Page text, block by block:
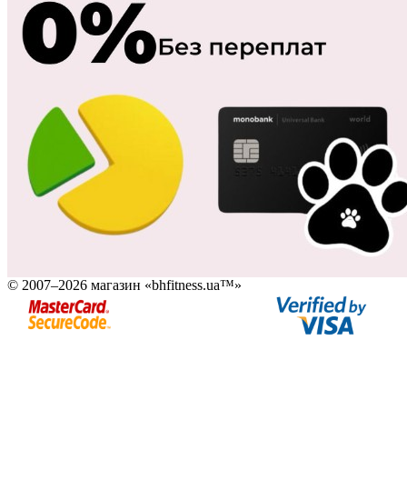
© 2007–2026 магазин «bhfitness.ua™»